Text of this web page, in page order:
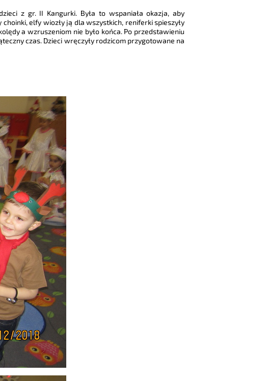
z gr. II Kangurki. Była to wspaniała okazja, aby
elfy wiozły ją dla wszystkich, reniferki spieszyły
a wzruszeniom nie było końca. Po przedstawieniu
czas. Dzieci wręczyły rodzicom przygotowane na